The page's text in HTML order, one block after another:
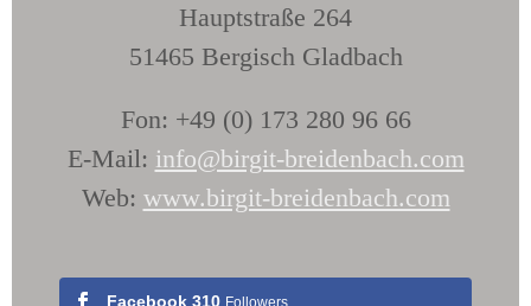
Hauptstraße 264
51465 Bergisch Gladbach
Fon: +49 (0) 173 280 96 66
E-Mail: info@birgit-breidenbach.com
Web: www.birgit-breidenbach.com
Facebook 310 Followers